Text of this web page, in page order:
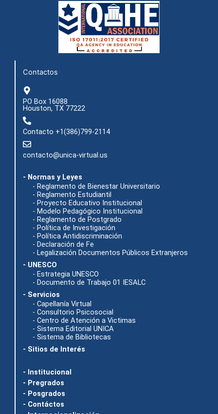
t
a
g
a
t
u
b
e
w
i
t
t
e
Contactos
PO Box 16088
Houston, TX 77222
Contacto +1(386)799-2114
contacto@unica-virtual.us
- Normas y Leyes
- Reglamento de Bienestar Universitario
- Reglamento Estudiantil
- Proyecto Educativo Institucional
- Modelo Pedagógico Institucional
- Reglamento de Postgrado
- Política de Investigación
- Política Antidiscriminación
- Declaración de Fe
- Legalización Documentos Públicos Extranjeros
- UNESCO
- Estrategia UNESCO
- Documento de Trabajo 01 IESALC
- Servicios
- Capellanía Virtual
- Consultorio Psicosocial
- Centro de Atención a Victimas
- Sistema Editorial UNICA
- Sistema de Bibliotecas
- Sitios de Interés
- Institucional
- Pregrados
- Posgrados
- Contáctos